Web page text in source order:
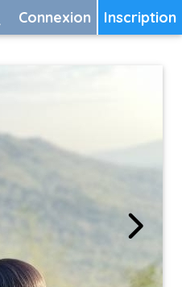
Inscription
Connexion